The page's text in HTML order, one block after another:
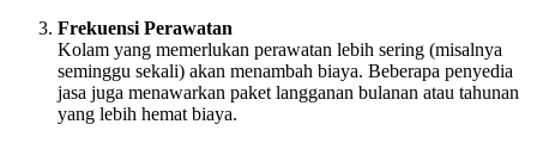
Frekuensi Perawatan
Kolam yang memerlukan perawatan lebih sering (misalnya
seminggu sekali) akan menambah biaya. Beberapa penyedia
jasa juga menawarkan paket langganan bulanan atau tahunan
yang lebih hemat biaya.